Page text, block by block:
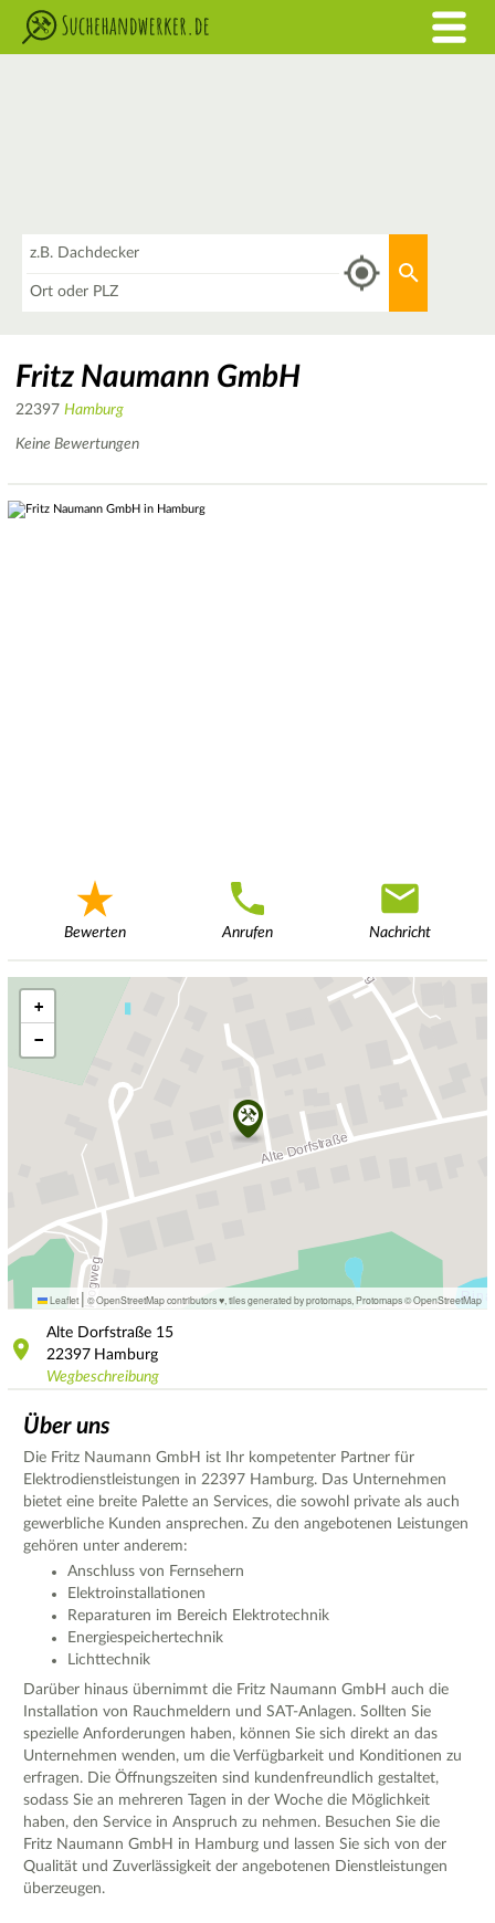
Fritz Naumann GmbH
22397 Hamburg
Keine Bewertungen
Bewerten Anrufen Nachricht
+
−
Leaflet | © OpenStreetMap contributors ♥, tiles generated by protomaps Protomaps©OpenStreetMap
Alte Dorfstraße 15
22397 Hamburg
Wegbeschreibung
Über uns
Die Fritz Naumann GmbH ist Ihr kompetenter Partner für
Elektrodienstleistungen in 22397 Hamburg. Das Unternehmen
bietet eine breite Palette an Services, die sowohl private als auch
gewerbliche Kunden ansprechen. Zu den angebotenen Leistungen
gehören unter anderem:
Anschluss von Fernsehern
Elektroinstallationen
Reparaturen im Bereich Elektrotechnik
Energiespeichertechnik
Lichttechnik
Darüber hinaus übernimmt die Fritz Naumann GmbH auch die
Installation von Rauchmeldern und SAT-Anlagen. Sollten Sie
spezielle Anforderungen haben, können Sie sich direkt an das
Unternehmen wenden, um die Verfügbarkeit und Konditionen zu
erfragen. Die Öffnungszeiten sind kundenfreundlich gestaltet,
sodass Sie an mehreren Tagen in der Woche die Möglichkeit
haben, den Service in Anspruch zu nehmen. Besuchen Sie die
Fritz Naumann GmbH in Hamburg und lassen Sie sich von der
Qualität und Zuverlässigkeit der angebotenen Dienstleistungen
überzeugen.